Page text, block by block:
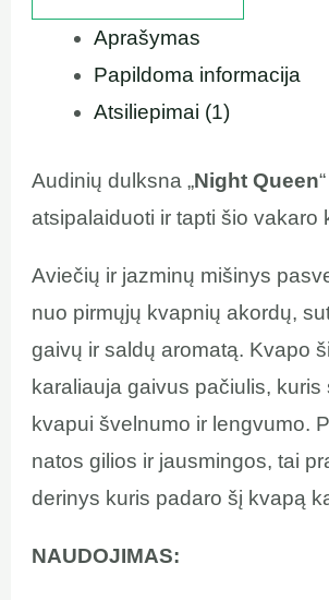
Aprašymas
Papildoma informacija
Atsiliepimai (1)
Audinių dulksna „Night Queen
atsipalaiduoti ir tapti šio vakaro
Aviečių ir jazminų mišinys
nuo pirmųjų kvapnių akordų,
gaivų ir saldų aromatą. Kvapo
karaliauja gaivus pačiulis, kuris
kvapui švelnumo ir lengvumo.
natos gilios ir jausmingos, tai
derinys kuris padaro šį kvapą
NAUDOJIMAS: